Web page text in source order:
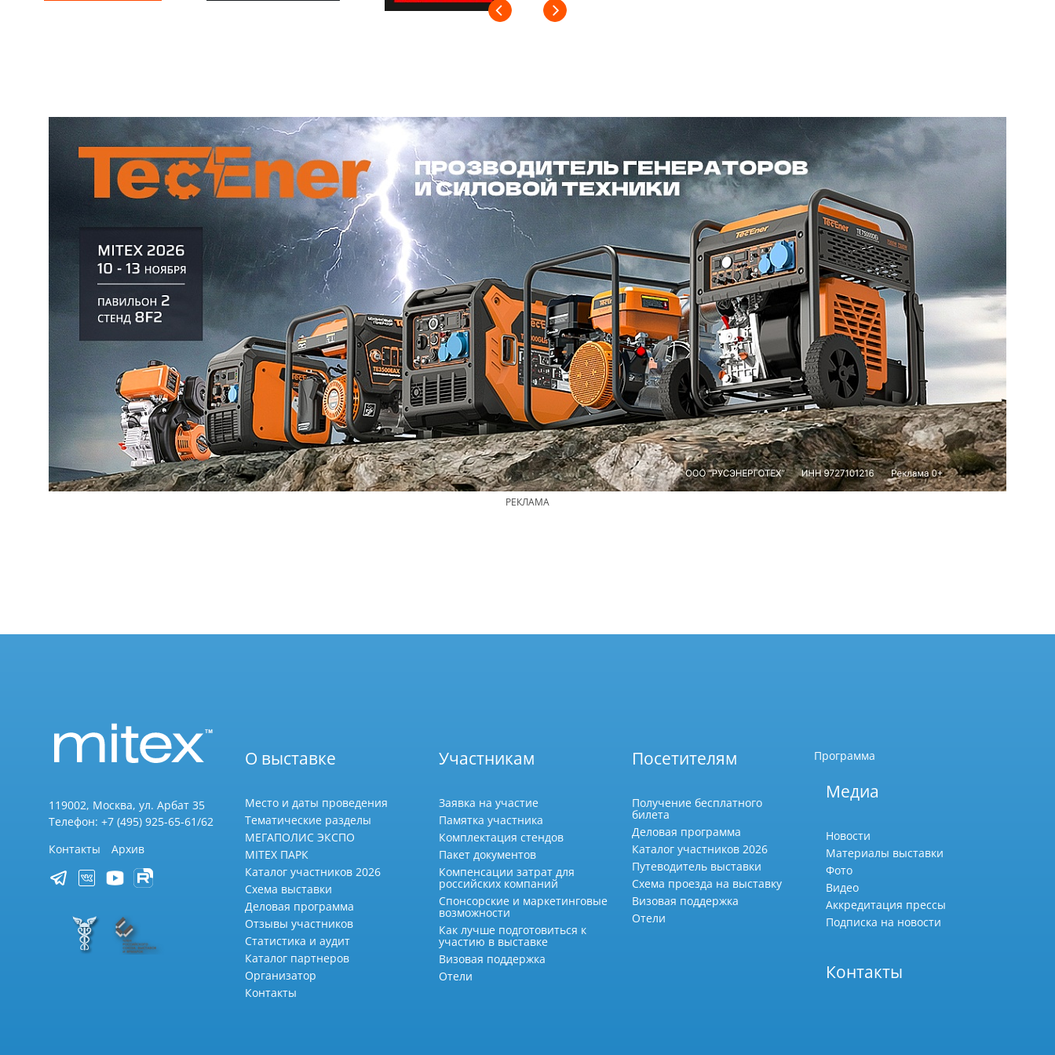
РЕКЛАМА
119002, Москва, ул. Арбат 35
Телефон: +7 (495) 925-65-61/62
Контакты
Архив
О выставке
Место и даты проведения
Тематические разделы
МЕГАПОЛИС ЭКСПО
MITEX ПАРК
Каталог участников 2026
Схема выставки
Деловая программа
Отзывы участников
Статистика и аудит
Каталог партнеров
Организатор
Контакты
Участникам
Заявка на участие
Памятка участника
Комплектация стендов
Пакет документов
Компенсации затрат для
российских компаний
Спонсорские и маркетинговые
возможности
Как лучше подготовиться к
участию в выставке
Визовая поддержка
Отели
Посетителям
Получение бесплатного
билета
Деловая программа
Каталог участников 2026
Путеводитель выставки
Схема проезда на выставку
Визовая поддержка
Отели
Программа
Медиа
Новости
Материалы выставки
Фото
Видео
Аккредитация прессы
Подписка на новости
Контакты